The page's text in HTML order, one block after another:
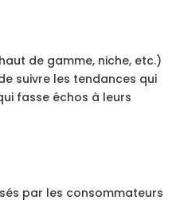
de gamme, niche, etc.)
suivre les tendances qui
fasse échos à leurs
par les consommateurs